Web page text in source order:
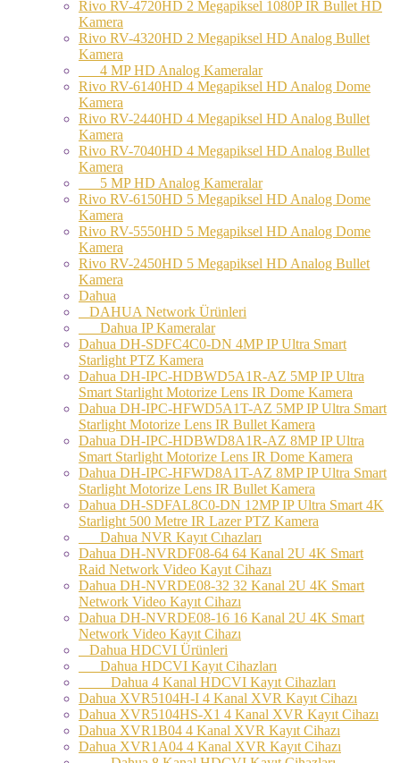
Rivo RV-4720HD 2 Megapiksel 1080P IR Bullet HD
Kamera
Rivo RV-4320HD 2 Megapiksel HD Analog Bullet
Kamera
4 MP HD Analog Kameralar
Rivo RV-6140HD 4 Megapiksel HD Analog Dome
Kamera
Rivo RV-2440HD 4 Megapiksel HD Analog Bullet
Kamera
Rivo RV-7040HD 4 Megapiksel HD Analog Bullet
Kamera
5 MP HD Analog Kameralar
Rivo RV-6150HD 5 Megapiksel HD Analog Dome
Kamera
Rivo RV-5550HD 5 Megapiksel HD Analog Dome
Kamera
Rivo RV-2450HD 5 Megapiksel HD Analog Bullet
Kamera
Dahua
DAHUA Network Ürünleri
Dahua IP Kameralar
Dahua DH-SDFC4C0-DN 4MP IP Ultra Smart
Starlight PTZ Kamera
Dahua DH-IPC-HDBWD5A1R-AZ 5MP IP Ultra
Smart Starlight Motorize Lens IR Dome Kamera
Dahua DH-IPC-HFWD5A1T-AZ 5MP IP Ultra Smart
Starlight Motorize Lens IR Bullet Kamera
Dahua DH-IPC-HDBWD8A1R-AZ 8MP IP Ultra
Smart Starlight Motorize Lens IR Dome Kamera
Dahua DH-IPC-HFWD8A1T-AZ 8MP IP Ultra Smart
Starlight Motorize Lens IR Bullet Kamera
Dahua DH-SDFAL8C0-DN 12MP IP Ultra Smart 4K
Starlight 500 Metre IR Lazer PTZ Kamera
Dahua NVR Kayıt Cıhazları
Dahua DH-NVRDF08-64 64 Kanal 2U 4K Smart
Raid Network Video Kayıt Cihazı
Dahua DH-NVRDE08-32 32 Kanal 2U 4K Smart
Network Video Kayıt Cihazı
Dahua DH-NVRDE08-16 16 Kanal 2U 4K Smart
Network Video Kayıt Cihazı
Dahua HDCVI Ürünleri
Dahua HDCVI Kayıt Cihazları
Dahua 4 Kanal HDCVI Kayıt Cihazları
Dahua XVR5104H-I 4 Kanal XVR Kayıt Cihazı
Dahua XVR5104HS-X1 4 Kanal XVR Kayıt Cihazı
Dahua XVR1B04 4 Kanal XVR Kayıt Cihazı
Dahua XVR1A04 4 Kanal XVR Kayıt Cihazı